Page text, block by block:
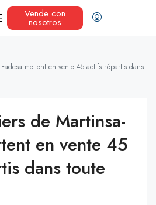
Vende con
nosotros
mettent en vente 45 actifs répartis dans
de Martinsa-
en vente 45
dans toute